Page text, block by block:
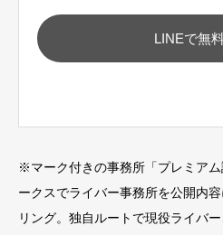
LINEで無
※マーク付きの事務所「プレミア
ークスでライバー事務所を公開内
リング。独自ルートで現役ライバ